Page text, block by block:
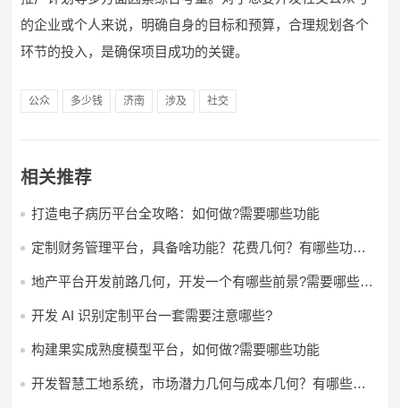
的企业或个人来说，明确自身的目标和预算，合理规划各个
环节的投入，是确保项目成功的关键。
公众 多少钱 济南 涉及 社交
相关推荐
打造电子病历平台全攻略：如何做?需要哪些功能
定制财务管理平台，具备啥功能？花费几何？有哪些功能?
地产平台开发前路几何，开发一个有哪些前景?需要哪些费
开发 AI 识别定制平台一套需要注意哪些?
构建果实成熟度模型平台，如何做?需要哪些功能
开发智慧工地系统，市场潜力几何与成本几何？有哪些前